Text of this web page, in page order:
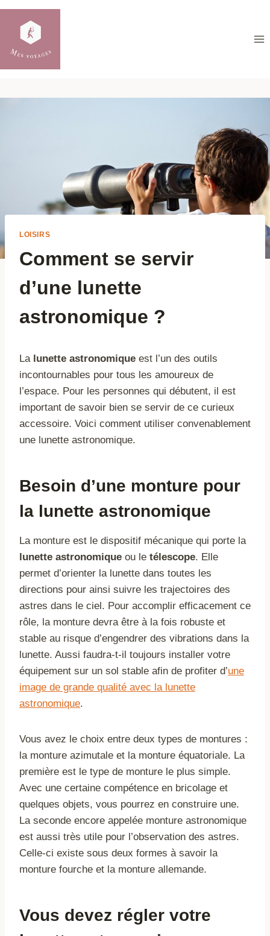
Aller
contenu
LOISIRS
Comment se servir
d’une lunette
astronomique ?
La lunette astronomique est l’un des outils
incontournables pour tous les amoureux de
l’espace. Pour les personnes qui débutent, il est
important de savoir bien se servir de ce curieux
accessoire. Voici comment utiliser convenablement
une lunette astronomique.
Besoin d’une monture pour
la lunette astronomique
La monture est le dispositif mécanique qui porte la
lunette astronomique ou le télescope. Elle
permet d’orienter la lunette dans toutes les
directions pour ainsi suivre les trajectoires des
astres dans le ciel. Pour accomplir efficacement ce
rôle, la monture devra être à la fois robuste et
stable au risque d’engendrer des vibrations dans la
lunette. Aussi faudra-t-il toujours installer votre
équipement sur un sol stable afin de profiter d’une
image de grande qualité avec la lunette
astronomique.
Vous avez le choix entre deux types de montures :
la monture azimutale et la monture équatoriale. La
première est le type de monture le plus simple.
Avec une certaine compétence en bricolage et
quelques objets, vous pourrez en construire une.
La seconde encore appelée monture astronomique
est aussi très utile pour l’observation des astres.
Celle-ci existe sous deux formes à savoir la
monture fourche et la monture allemande.
Vous devez régler votre